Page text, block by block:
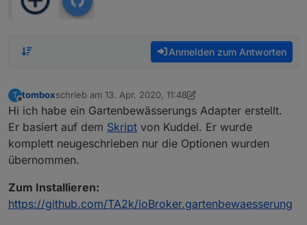
Anmelden zum Antworten
T
Offline
tomboxschrieb am 13. Apr. 2020, 11:48
zuletzt editiert von tombox 6. März 2021, 23:00
Hi ich habe ein Gartenbewässerungs Adapter erstellt.
Er basiert auf dem Skript von Kuddel. Er wurde
komplett neugeschrieben nur die Optionen wurden
übernommen.
Zum Installieren:
https://github.com/TA2k/ioBroker.gartenbewaesserung